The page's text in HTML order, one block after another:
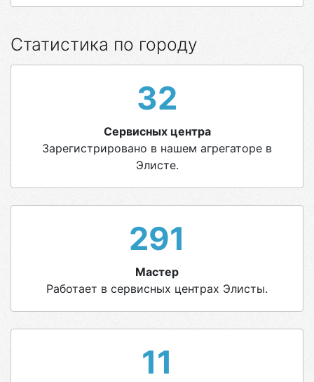
Статистика по городу
32
Сервисных центра
Зарегистрировано в нашем агрегаторе в
Элисте.
291
Мастер
Работает в сервисных центрах Элисты.
11